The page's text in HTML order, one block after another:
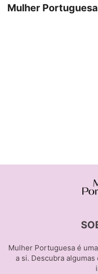
Mulher Portuguesa
Mulher Portuguesa é
a si. Descubra